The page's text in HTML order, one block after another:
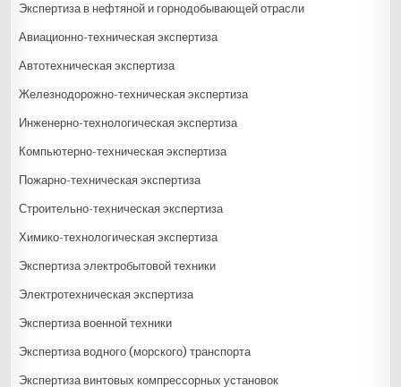
Экспертиза в нефтяной и горнодобывающей отрасли
Авиационно-техническая экспертиза
Автотехническая экспертиза
Железнодорожно-техническая экспертиза
Инженерно-технологическая экспертиза
Компьютерно-техническая экспертиза
Пожарно-техническая экспертиза
Строительно-техническая экспертиза
Химико-технологическая экспертиза
Экспертиза электробытовой техники
Электротехническая экспертиза
Экспертиза военной техники
Экспертиза водного (морского) транспорта
Экспертиза винтовых компрессорных установок